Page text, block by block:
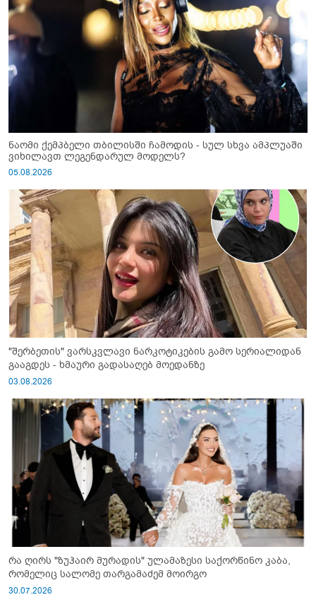
ნაომი ქემპბელი თბილისში ჩამოდის - სულ სხვა ამპლუაში
ვიხილავთ ლეგენდარულ მოდელს?
05.08.2026
"შერბეთის" ვარსკვლავი ნარკოტიკების გამო სერიალიდან
გააგდეს - ხმაური გადასაღებ მოედანზე
03.08.2026
რა ღირს "ზუჰაირ მურადის" ულამაზესი საქორწინო კაბა,
რომელიც სალომე თარგამაძემ მოირგო
30.07.2026